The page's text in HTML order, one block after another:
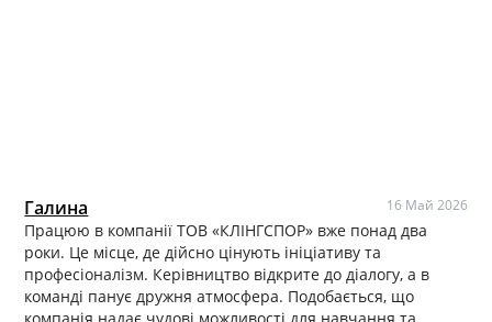
Галина 16 Май 2026
Працюю в компанії ТОВ «КЛІНГСПОР» вже понад два
роки. Це місце, де дійсно цінують ініціативу та
професіоналізм. Керівництво відкрите до діалогу, а в
команді панує дружня атмосфера. Подобається, що